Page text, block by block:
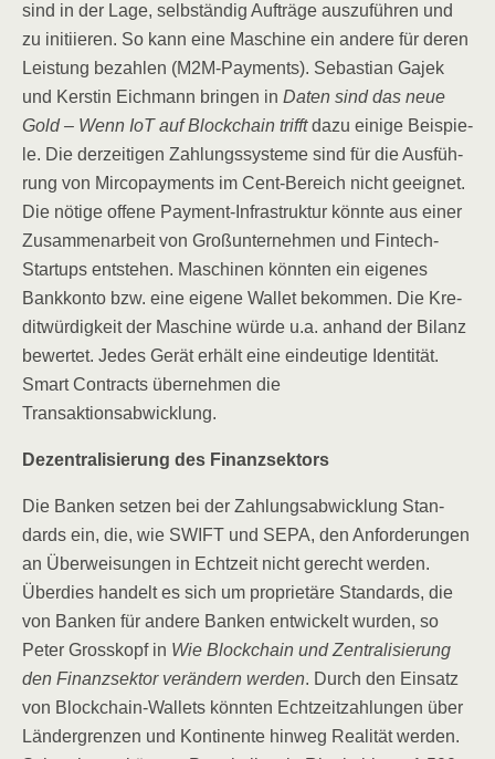
sind in der Lage, selb­stän­dig Auf­trä­ge aus­zu­füh­ren und
zu initi­ie­ren. So kann eine Maschi­ne ein ande­re für deren
Leis­tung bezah­len (M2M-Pay­ments). Sebas­ti­an Gajek
und Kers­tin Eich­mann brin­gen in Daten sind das neue
Gold – Wenn IoT auf Block­chain trifftdazu eini­ge Bei­spie­
le. Die der­zei­ti­gen Zah­lungs­sys­te­me sind für die Aus­füh­
rung von Mir­co­pay­ments im Cent-Bereich nicht geeig­net.
Die nöti­ge offe­ne Pay­ment-Infra­struk­tur könn­te aus einer
Zusam­men­ar­beit von Groß­un­ter­neh­men und Fin­tech-
Start­ups ent­ste­hen. Maschi­nen könn­ten ein eige­nes
Bank­kon­to bzw. eine eige­ne Wal­let bekom­men. Die Kre­
dit­wür­dig­keit der Maschi­ne wür­de u.a. anhand der Bilanz
bewer­tet. Jedes Gerät erhält eine ein­deu­ti­ge Iden­ti­tät.
Smart Con­tracts über­neh­men die
Transaktionsabwicklung.
Dezen­tra­li­sie­rung des Finanzsektors
Die Ban­ken set­zen bei der Zah­lungs­ab­wick­lung Stan­
dards ein, die, wie SWIFT und SEPA, den Anfor­de­run­gen
an Über­wei­sun­gen in Echt­zeit nicht gerecht wer­den.
Über­dies han­delt es sich um pro­prie­tä­re Stan­dards, die
von Ban­ken für ande­re Ban­ken ent­wi­ckelt wur­den, so
Peter Gross­kopf in Wie Block­chain und Zen­tra­li­sie­rung
den Finanz­sek­tor ver­än­dern wer­den. Durch den Ein­satz
von Block­chain-Wal­lets könn­ten Echt­zeit­zah­lun­gen über
Län­der­gren­zen und Kon­ti­nen­te hin­weg Rea­li­tät wer­den.